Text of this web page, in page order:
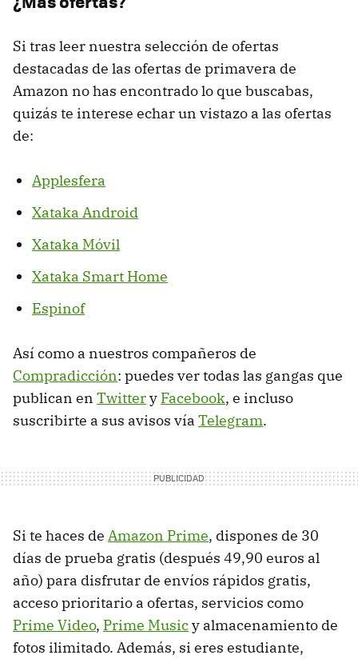
Si tras leer nuestra selección de ofertas
destacadas de las ofertas de primavera de
Amazon no has encontrado lo que buscabas,
quizás te interese echar un vistazo a las ofertas
de:
Applesfera
Xataka Android
Xataka Móvil
Xataka Smart Home
Espinof
Así como a nuestros compañeros de
Compradicción: puedes ver todas las gangas que
publican en Twittery Facebook, e incluso
suscribirte a sus avisos vía Telegram.
Si te haces de Amazon Prime, dispones de 30
días de prueba gratis (después 49,90 euros al
año) para disfrutar de envíos rápidos gratis,
acceso prioritario a ofertas, servicios como
Prime Video, Prime Musicy almacenamiento de
fotos ilimitado. Además, si eres estudiante,